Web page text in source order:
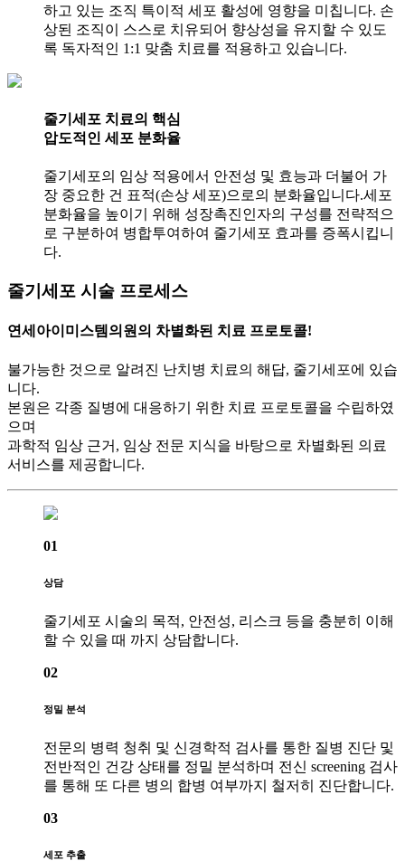
하고 있는 조직 특이적 세포 활성에 영향을 미칩니다. 손
상된 조직이 스스로 치유되어 향상성을 유지할 수 있도
록 독자적인 1:1 맞춤 치료를 적용하고 있습니다.
줄기세포 치료의 핵심
압도적인 세포 분화율
줄기세포의 임상 적용에서 안전성 및 효능과 더불어 가
장 중요한 건 표적(손상 세포)으로의 분화율입니다.세포
분화율을 높이기 위해 성장촉진인자의 구성를 전략적으
로 구분하여 병합투여하여 줄기세포 효과를 증폭시킵니
다.
줄기세포 시술 프로세스
연세아이미스템의원의 차별화된 치료 프로토콜!
불가능한 것으로 알려진 난치병 치료의 해답, 줄기세포에 있습
니다.
본원은 각종 질병에 대응하기 위한 치료 프로토콜을 수립하였
으며
과학적 임상 근거, 임상 전문 지식을 바탕으로 차별화된 의료
서비스를 제공합니다.
01
상담
줄기세포 시술의 목적, 안전성, 리스크 등을 충분히 이해
할 수 있을 때 까지 상담합니다.
02
정밀 분석
전문의 병력 청취 및 신경학적 검사를 통한 질병 진단 및
전반적인 건강 상태를 정밀 분석하며 전신 screening 검사
를 통해 또 다른 병의 합병 여부까지 철저히 진단합니다.
03
세포 추출